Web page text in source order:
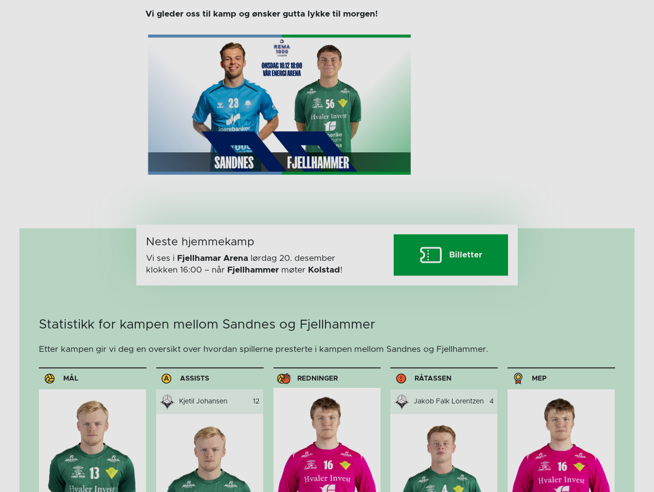
Vi gleder oss til kamp og ønsker gutta lykke til morgen!
Neste hjemmekamp
Vi ses i Fjellhamar Arena lørdag 20. desember
klokken 16:00 – når Fjellhammer møter Kolstad!
Billetter
Statistikk for kampen mellom Sandnes og Fjellhammer
Etter kampen gir vi deg en oversikt over hvordan spillerne presterte i kampen mellom Sandnes og Fjellhammer.
MÅL ASSISTS
Kjetil Johansen 12
REDNINGER RÅTASSEN
Jakob Falk Lorentzen 4
MEP